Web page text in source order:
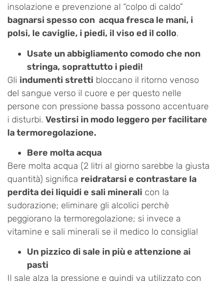
insolazione e prevenzione al “colpo di caldo”
bagnarsi spesso con acqua fresca le mani, i
polsi, le caviglie, i piedi, il viso ed il collo.
Usate un abbigliamento comodo che non
stringa, soprattutto i piedi!
Gli indumenti stretti bloccano il ritorno venoso
del sangue verso il cuore e per questo nelle
persone con pressione bassa possono accentuare
i disturbi. Vestirsi in modo leggero per facilitare
la termoregolazione.
Bere molta acqua
Bere molta acqua (2 litri al giorno sarebbe la giusta
quantità) significa reidratarsi e contrastare la
perdita dei liquidi e sali minerali con la
sudorazione; eliminare gli alcolici perchè
peggiorano la termoregolazione; si invece a
vitamine e sali minerali se il medico lo consiglia!
Un pizzico di sale in più e attenzione ai
pasti
Il sale alza la pressione e quindi va utilizzato con